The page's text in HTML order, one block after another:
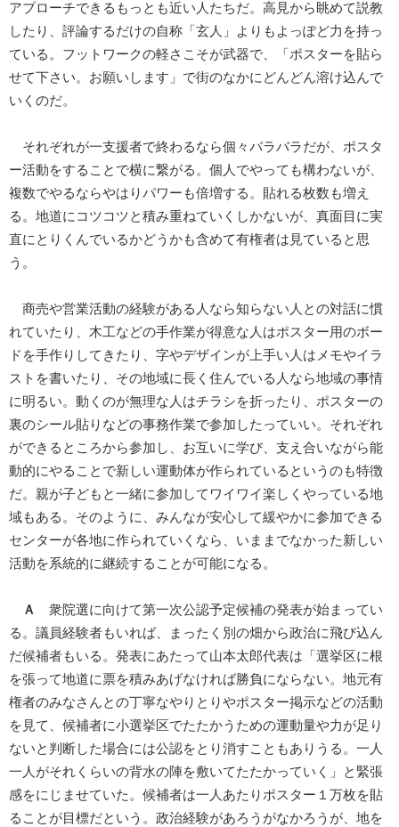
アプローチできるもっとも近い人たちだ。高見から眺めて説教
したり、評論するだけの自称「玄人」よりもよっぽど力を持っ
ている。フットワークの軽さこそが武器で、「ポスターを貼ら
せて下さい。お願いします」で街のなかにどんどん溶け込んで
いくのだ。
それぞれが一支援者で終わるなら個々バラバラだが、ポスタ
ー活動をすることで横に繋がる。個人でやっても構わないが、
複数でやるならやはりパワーも倍増する。貼れる枚数も増え
る。地道にコツコツと積み重ねていくしかないが、真面目に実
直にとりくんでいるかどうかも含めて有権者は見ていると思
う。
商売や営業活動の経験がある人なら知らない人との対話に慣
れていたり、木工などの手作業が得意な人はポスター用のボー
ドを手作りしてきたり、字やデザインが上手い人はメモやイラ
ストを書いたり、その地域に長く住んでいる人なら地域の事情
に明るい。動くのが無理な人はチラシを折ったり、ポスターの
裏のシール貼りなどの事務作業で参加したっていい。それぞれ
ができるところから参加し、お互いに学び、支え合いながら能
動的にやることで新しい運動体が作られているというのも特徴
だ。親が子どもと一緒に参加してワイワイ楽しくやっている地
域もある。そのように、みんなが安心して緩やかに参加できる
センターが各地に作られていくなら、いままでなかった新しい
活動を系統的に継続することが可能になる。
Ａ
衆院選に向けて第一次公認予定候補の発表が始まってい
る。議員経験者もいれば、まったく別の畑から政治に飛び込ん
だ候補者もいる。発表にあたって山本太郎代表は「選挙区に根
を張って地道に票を積みあげなければ勝負にならない。地元有
権者のみなさんとの丁寧なやりとりやポスター掲示などの活動
を見て、候補者に小選挙区でたたかうための運動量や力が足り
ないと判断した場合には公認をとり消すこともありうる。一人
一人がそれくらいの背水の陣を敷いてたたかっていく」と緊張
感をにじませていた。候補者は一人あたりポスター１万枚を貼
ることが目標だという。政治経験があろうがなかろうが、地を